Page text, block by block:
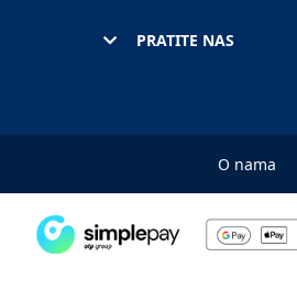
PRATITE NAS
O nama